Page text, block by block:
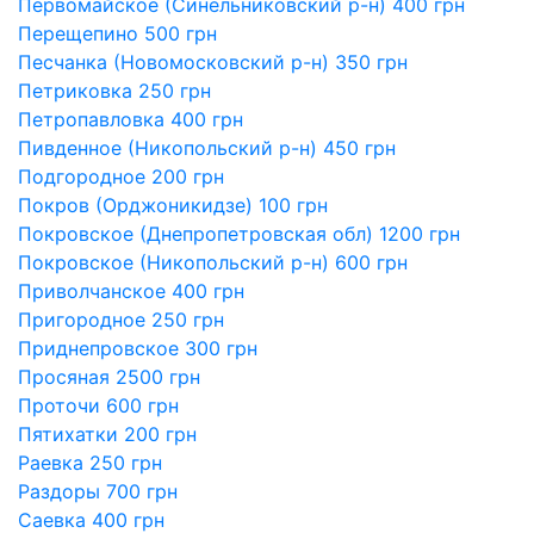
Первомайское (Синельниковский р-н) 400 грн
Перещепино 500 грн
Песчанка (Новомосковский р-н) 350 грн
Петриковка 250 грн
Петропавловка 400 грн
Пивденное (Никопольский р-н) 450 грн
Подгородное 200 грн
Покров (Орджоникидзе) 100 грн
Покровское (Днепропетровская обл) 1200 грн
Покровское (Никопольский р-н) 600 грн
Приволчанское 400 грн
Пригородное 250 грн
Приднепровское 300 грн
Просяная 2500 грн
Проточи 600 грн
Пятихатки 200 грн
Раевка 250 грн
Раздоры 700 грн
Саевка 400 грн